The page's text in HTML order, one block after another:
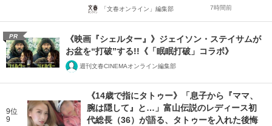
「文春オンライン」編集部 7時間前
PR
《映画『シェルター』》ジェイソン・ステイサムが
お盆を“打破”する!!《「眠眠打破」コラボ》
週刊文春CINEMAオンライン編集部
9位
9
《14歳で指にタトゥー》「息子から『ママ、
腕は隠して』と…」富山伝説のレディース初
代総長（36）が語る、タトゥーを入れた後悔